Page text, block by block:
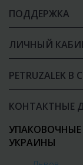
ПОДДЕРЖКА
ЛИЧНЫЙ
PETRUZALEK
КОНТАКТНЫЕ
УКРАИНЫ